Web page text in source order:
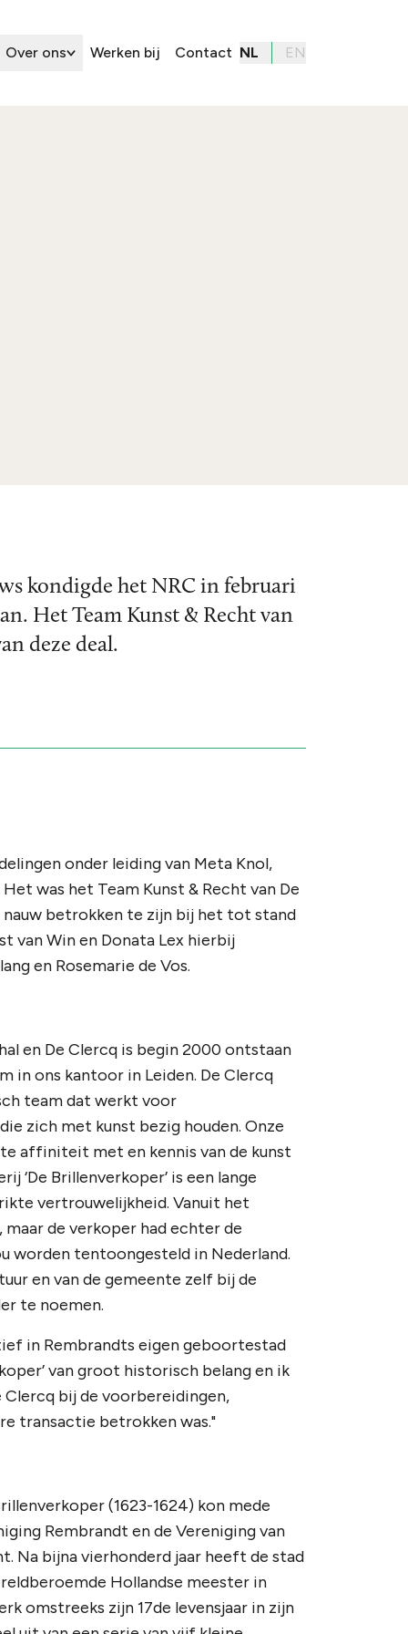
Over ons Werken bij Contact NL EN
kondigde het NRC in februari
Het Team Kunst & Recht van
deze deal.
onder leiding van Meta Knol,
was het Team Kunst & Recht van De
betrokken te zijn bij het tot stand
van Win en Donata Lex hierbij
en Rosemarie de Vos.
en De Clercq is begin 2000 ontstaan
in ons kantoor in Leiden. De Clercq
team dat werkt voor
zich met kunst bezig houden. Onze
affiniteit met en kennis van de kunst
‘De Brillenverkoper’ is een lange
vertrouwelijkheid. Vanuit het
de verkoper had echter de
worden tentoongesteld in Nederland.
en van de gemeente zelf bij de
te noemen.
in Rembrandts eigen geboortestad
van groot historisch belang en ik
Clercq bij de voorbereidingen,
transactie betrokken was."
(1623-1624) kon mede
Rembrandt en de Vereniging van
Na bijna vierhonderd jaar heeft de stad
Hollandse meester in
omstreeks zijn 17de levensjaar in zijn